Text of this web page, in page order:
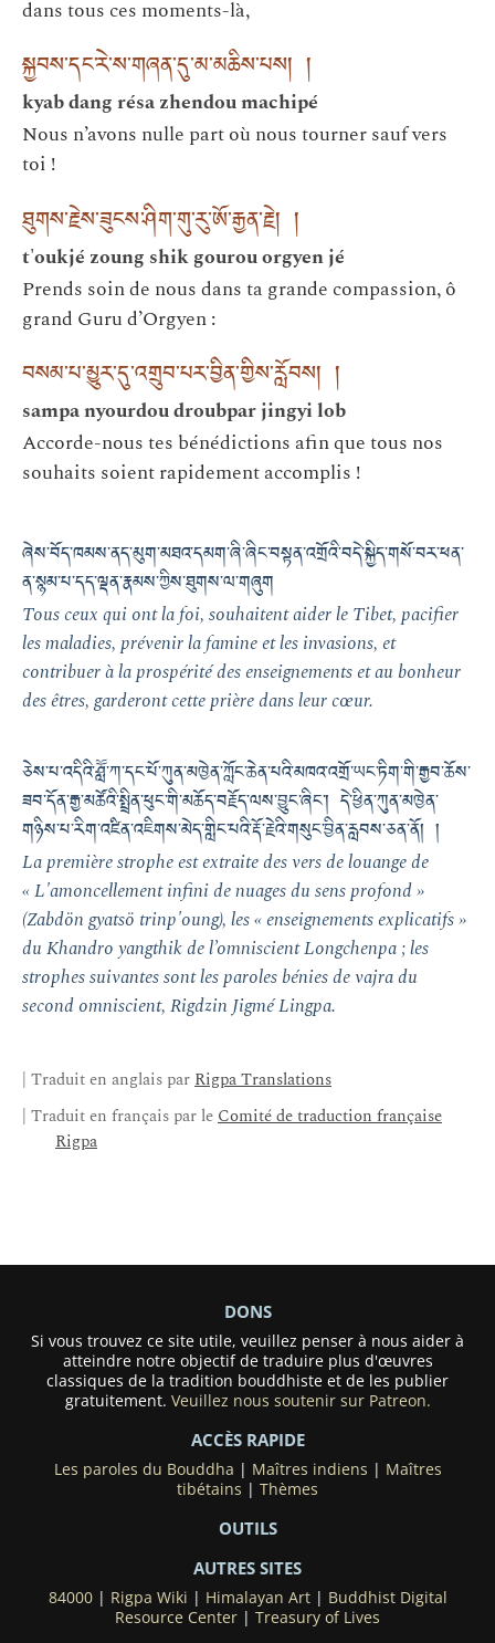
dans tous ces moments-là,
སྐྱབས་དང་རེ་ས་གཞན་དུ་མ་མཆིས་པས། །
kyab dang résa zhendou machipé
Nous n’avons nulle part où nous tourner sauf vers
toi !
ཐུགས་རྗེས་ཟུངས་ཤིག་གུ་རུ་ཨོ་རྒྱན་རྗེ། །
t'oukjé zoung shik gourou orgyen jé
Prends soin de nous dans ta grande compassion, ô
grand Guru d’Orgyen :
བསམ་པ་མྱུར་དུ་འགྲུབ་པར་བྱིན་གྱིས་རློབས། །
sampa nyourdou droubpar jingyi lob
Accorde-nous tes bénédictions afin que tous nos
souhaits soient rapidement accomplis !
ཞེས་བོད་ཁམས་ནད་མུག་མཐའ་དམག་ཞི་ཞིང་བསྟན་འགྲོའི་བདེ་སྐྱིད་གསོ་བར་ཕན་
ན་སྙམ་པ་དད་ལྡན་རྣམས་ཀྱིས་ཐུགས་ལ་གཞུག
Tous ceux qui ont la foi, souhaitent aider le Tibet, pacifier
les maladies, prévenir la famine et les invasions, et
contribuer à la prospérité des enseignements et au bonheur
des êtres, garderont cette prière dans leur cœur.
ཅེས་པ་འདིའི་ཤླཽ་ཀ་དང་པོ་ཀུན་མཁྱེན་ཀློང་ཆེན་པའི་མཁའ་འགྲོ་ཡང་ཏིག་གི་རྒྱབ་ཆོས་
ཟབ་དོན་རྒྱ་མཚོའི་སྤྲིན་ཕུང་གི་མཆོད་བརྗོད་ལས་བྱུང་ཞིང་། དེ་ཕྱིན་ཀུན་མཁྱེན་
གཉིས་པ་རིག་འཛིན་འཇིགས་མེད་གླིང་པའི་རྡོ་རྗེའི་གསུང་བྱིན་རླབས་ཅན་ནོ། །
La première strophe est extraite des vers de louange de
« L'amoncellement infini de nuages du sens profond »
(Zabdön gyatsö trinp'oung), les « enseignements explicatifs »
du Khandro yangthik de l’omniscient Longchenpa ; les
strophes suivantes sont les paroles bénies de vajra du
second omniscient, Rigdzin Jigmé Lingpa.
| Traduit en anglais parRigpa Translations
| Traduit en français par leComité de traduction française
Rigpa
DONS
Si vous trouvez ce site utile, veuillez penser à nous aider à
atteindre notre objectif de traduire plus d'œuvres
classiques de la tradition bouddhiste et de les publier
gratuitement. Veuillez nous soutenir sur Patreon.
ACCÈS RAPIDE
Les paroles du Bouddha | Maîtres indiens | Maîtres
tibétains | Thèmes
OUTILS
AUTRES SITES
84000| Rigpa Wiki | Himalayan Art| Buddhist Digital
Resource Center | Treasury of Lives